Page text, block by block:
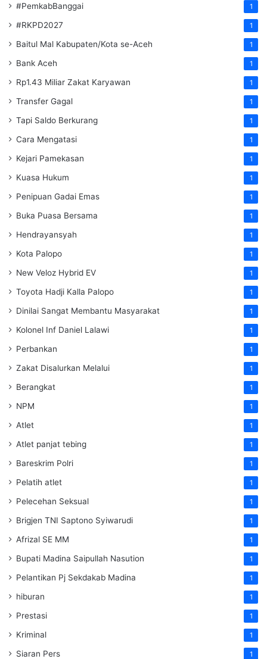
#PemkabBanggai 1
#RKPD2027 1
Baitul Mal Kabupaten/Kota se-Aceh 1
Bank Aceh 1
Rp1.43 Miliar Zakat Karyawan 1
Transfer Gagal 1
Tapi Saldo Berkurang 1
Cara Mengatasi 1
Kejari Pamekasan 1
Kuasa Hukum 1
Penipuan Gadai Emas 1
Buka Puasa Bersama 1
Hendrayansyah 1
Kota Palopo 1
New Veloz Hybrid EV 1
Toyota Hadji Kalla Palopo 1
Dinilai Sangat Membantu Masyarakat 1
Kolonel Inf Daniel Lalawi 1
Perbankan 1
Zakat Disalurkan Melalui 1
Berangkat 1
NPM 1
Atlet 1
Atlet panjat tebing 1
Bareskrim Polri 1
Pelatih atlet 1
Pelecehan Seksual 1
Brigjen TNI Saptono Syiwarudi 1
Afrizal SE MM 1
Bupati Madina Saipullah Nasution 1
Pelantikan Pj Sekdakab Madina 1
hiburan 1
Prestasi 1
Kriminal 1
Siaran Pers 1